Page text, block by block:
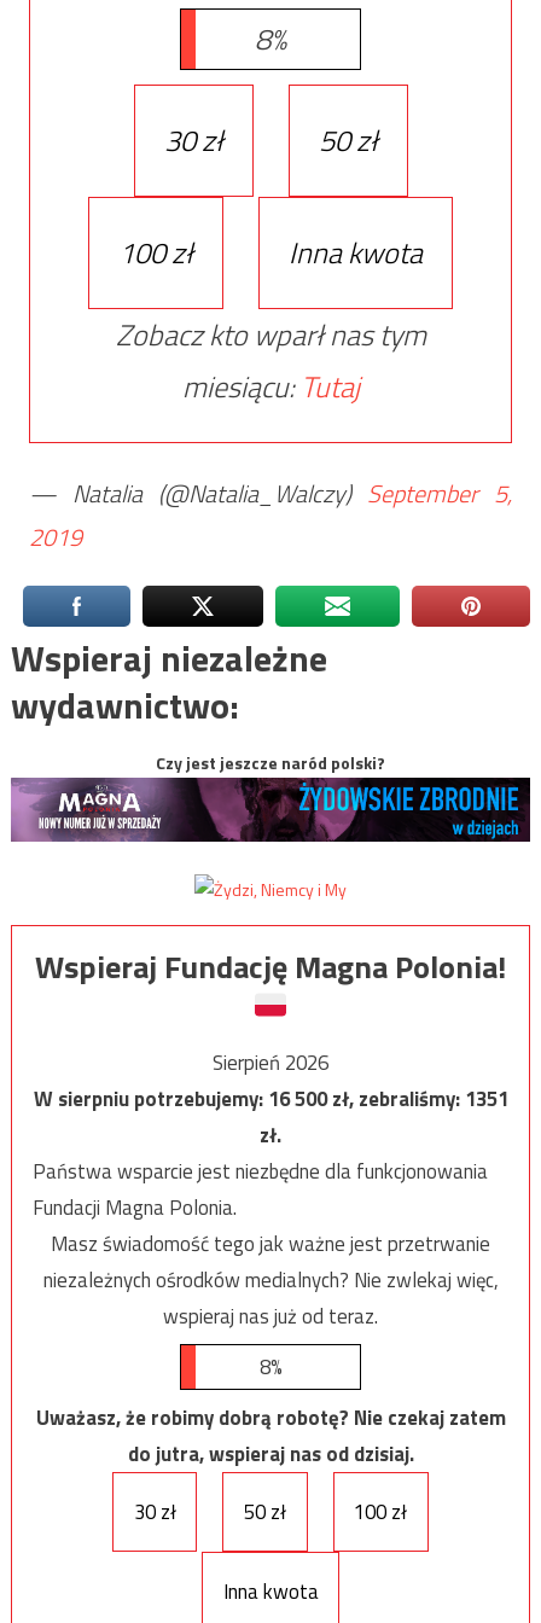
8%
30 zł 50 zł
100 zł
Inna kwota
Zobacz kto wparł nas tym
miesiącu: Tutaj
— Natalia (@Natalia_Walczy) September 5,
2019
Wspieraj niezależne
wydawnictwo:
Czy jest jeszcze naród polski?
Wspieraj Fundację Magna Polonia!
Sierpień 2026
W sierpniu potrzebujemy:16 500zł, zebraliśmy:1351
zł.
Państwa wsparcie jest niezbędne dla funkcjonowania
Fundacji Magna Polonia.
Masz świadomość tego jak ważne jest przetrwanie
niezależnych ośrodków medialnych? Nie zwlekaj więc,
wspieraj nas już od teraz.
8%
Uważasz, że robimy dobrą robotę? Nie czekaj zatem
do jutra, wspieraj nas od dzisiaj.
30 zł
50 zł 100 zł
Inna kwota